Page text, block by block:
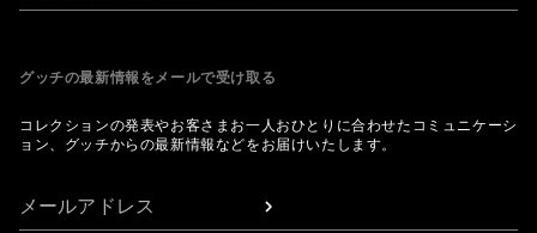
グッチの最新情報をメールで受け取る
コレクションの発表やお客さまお一人おひとりに合わせたコミュニケーシ
ョン、グッチからの最新情報などをお届けいたします。
メールアドレス